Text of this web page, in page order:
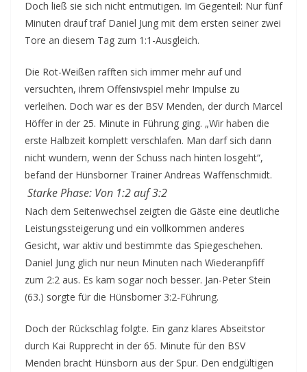
Doch ließ sie sich nicht entmutigen. Im Gegenteil: Nur fünf
Minuten drauf traf Daniel Jung mit dem ersten seiner zwei
Tore an diesem Tag zum 1:1-Ausgleich.
Die Rot-Weißen rafften sich immer mehr auf und
versuchten, ihrem Offensivspiel mehr Impulse zu
verleihen. Doch war es der BSV Menden, der durch Marcel
Höffer in der 25. Minute in Führung ging. „Wir haben die
erste Halbzeit komplett verschlafen. Man darf sich dann
nicht wundern, wenn der Schuss nach hinten losgeht“,
befand der Hünsborner Trainer Andreas Waffenschmidt.
Starke Phase: Von 1:2 auf 3:2
Nach dem Seitenwechsel zeigten die Gäste eine deutliche
Leistungssteigerung und ein vollkommen anderes
Gesicht, war aktiv und bestimmte das Spiegeschehen.
Daniel Jung glich nur neun Minuten nach Wiederanpfiff
zum 2:2 aus. Es kam sogar noch besser. Jan-Peter Stein
(63.) sorgte für die Hünsborner 3:2-Führung.
Doch der Rückschlag folgte. Ein ganz klares Abseitstor
durch Kai Rupprecht in der 65. Minute für den BSV
Menden bracht Hünsborn aus der Spur. Den endgültigen